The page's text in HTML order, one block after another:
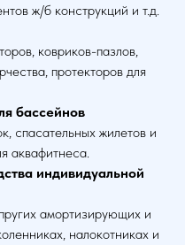
ж/б конструкций и т.д.
ковриков-пазлов,
протекторов для
бассейнов
спасательных жилетов и
аквафитнеса.
индивидуальной
амортизирующих и
налокотниках и